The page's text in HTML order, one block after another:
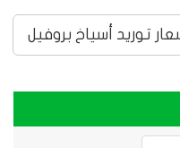
توريد أسياخ بروفيل